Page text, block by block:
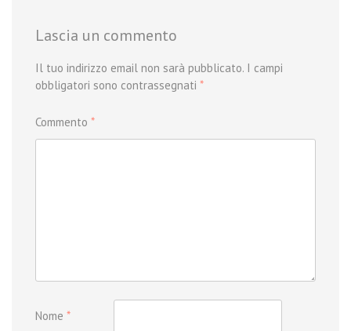
Lascia un commento
Il tuo indirizzo email non sarà pubblicato. I campi
obbligatori sono contrassegnati *
Commento *
Nome *